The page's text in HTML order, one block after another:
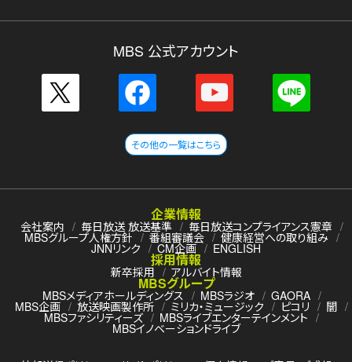
MBS 公式アカウント
その他の一覧はこちら
企業情報
会社案内 毎日放送 放送基準 毎日放送コンプライアンス憲章
MBSグループ人権方針 番組審議会 健康経営への取り組み
JNNリンク CM企画 ENGLISH
採用情報
新卒採用 アルバイト情報
MBSグループ
MBSメディアホールディングス MBSラジオ GAORA
MBS企画 放送映画製作所 ミリカ・ミュージック ピコリ 闇
MBSファシリティーズ MBSライブエンターテインメント
MBSイノベーションドライブ